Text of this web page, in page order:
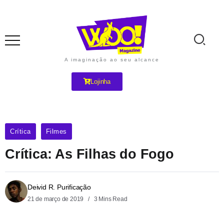
A imaginação ao seu alcance
Lojinha
Crítica Filmes
Crítica: As Filhas do Fogo
Deivid R. Purificação
21 de março de 2019 3 Mins Read